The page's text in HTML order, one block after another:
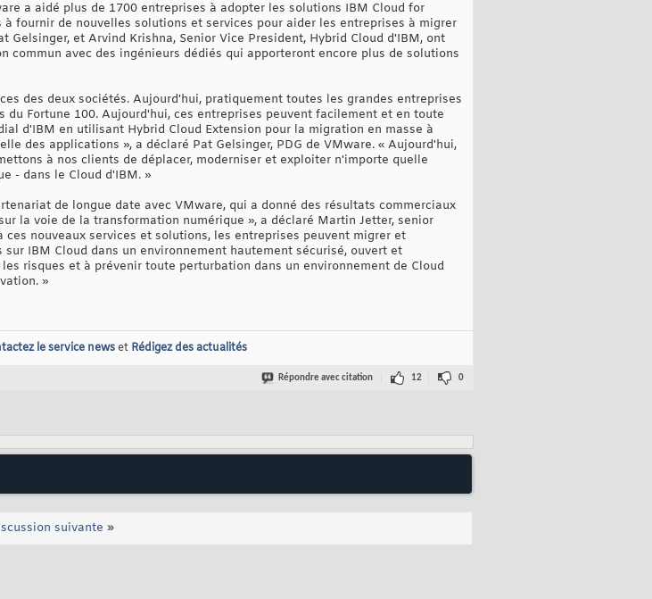
a aidé plus de 1700 entreprises à adopter les solutions IBM Cloud for
fournir de nouvelles solutions et services pour aider les entreprises à migrer
Gelsinger, et Arvind Krishna, Senior Vice President, Hybrid Cloud d'IBM, ont
commun avec des ingénieurs dédiés qui apporteront encore plus de solutions
des deux sociétés. Aujourd'hui, pratiquement toutes les grandes entreprises
Fortune 100. Aujourd'hui, ces entreprises peuvent facilement et en toute
d'IBM en utilisant Hybrid Cloud Extension pour la migration en masse à
des applications », a déclaré Pat Gelsinger, PDG de VMware. « Aujourd'hui,
à nos clients de déplacer, moderniser et exploiter n'importe quelle
- dans le Cloud d'IBM. »
de longue date avec VMware, qui a donné des résultats commerciaux
la voie de la transformation numérique », a déclaré Martin Jetter, senior
ces nouveaux services et solutions, les entreprises peuvent migrer et
IBM Cloud dans un environnement hautement sécurisé, ouvert et
risques et à prévenir toute perturbation dans un environnement de Cloud
»
le service newset Rédigez des actualités
Répondre avec citation 12 0
suivante »